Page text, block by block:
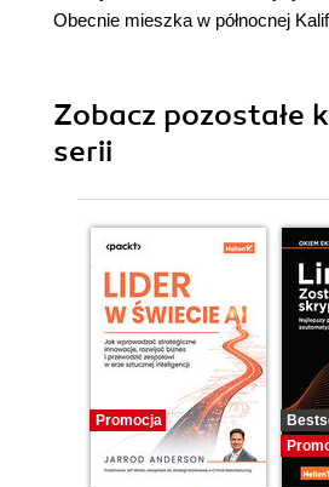
Obecnie mieszka w północnej
Zobacz pozostałe
serii
Promocja